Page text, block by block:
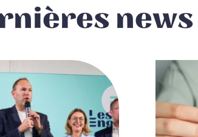
news